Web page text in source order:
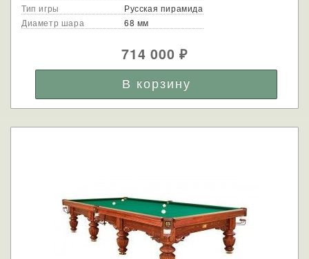
Тип игры
Русская пирамида
Диаметр шара
68 мм
714 000₽